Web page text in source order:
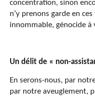
concentration, sinon
n’y prenons garde en
innommable, génocide à
Un délit de « non-
En serons-nous, par
par notre aveuglement,